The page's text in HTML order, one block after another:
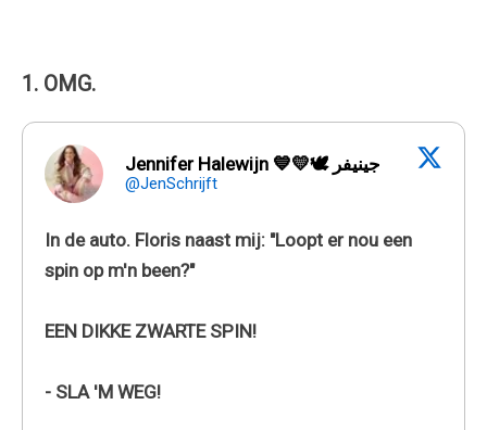
1. OMG.
Jennifer Halewijn 💙💛🕊 جينيفر
@JenSchrijft
In de auto. Floris naast mij: "Loopt er nou een
spin op m'n been?"
EEN DIKKE ZWARTE SPIN!
- SLA 'M WEG!